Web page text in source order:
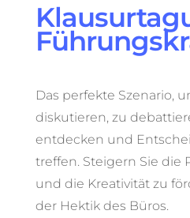
planung
Das perfekte Szenario,
diskutieren, zu
entdecken und
treffen. Steigern Sie die
und die Kreativität zu
der Hektik des Büros.